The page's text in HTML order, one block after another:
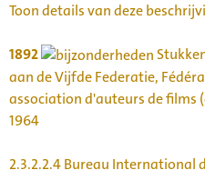
Toon details van deze
1892
aan de Vijfde Federatie,
association d'auteurs de films
1964
2.3.2.2.4Bureau International